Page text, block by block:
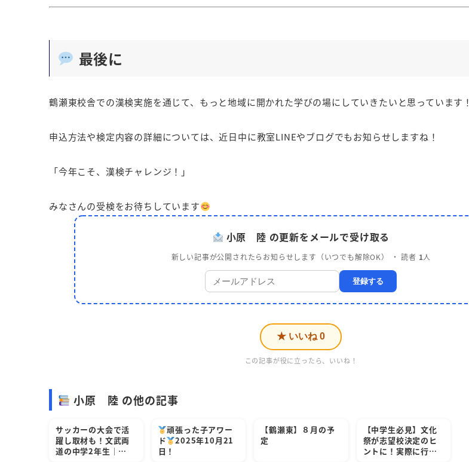
最後に
鶴瀬東校舎での漢検実施を通じて、もっと地域に開かれた学びの場にしていきたいと思っています！
申込方法や検定内容の詳細については、近日中に教室LINEやブログでもお知らせしますね！
「今年こそ、漢検チャレンジ！」
みなさんの受検をお待ちしています
小原 陸 の更新をメールで受け取る
新しい記事が公開されたらお知らせします（いつでも解除OK） ・ 読者 1人
登録する
★ いいね0
この記事が役に立ったら、いいね！
小原 陸 の他の記事
サッカーの大会で活
躍し取材も！文武両
道の中学2年生｜…
頑張った子アワー
ド
2025年10月21
日！
【鶴瀬東】８月の予
定
【中学生必見】文化
祭が志望校決定のヒ
ントに！実際に行…